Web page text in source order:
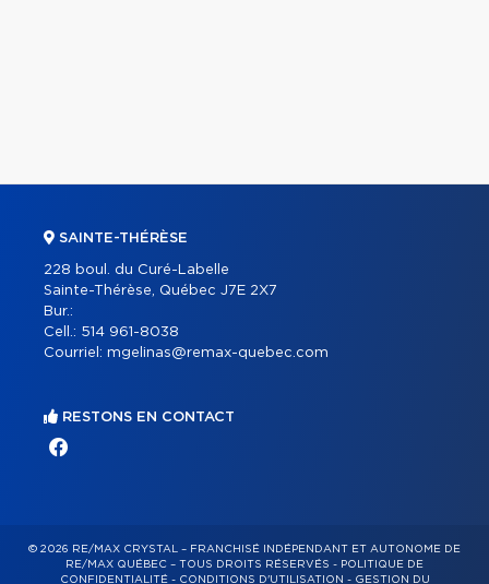
SAINTE-THÉRÈSE
228 boul. du Curé-Labelle
Sainte-Thérèse, Québec J7E 2X7
Bur.:
Cell.: 514 961-8038
Courriel: mgelinas@remax-quebec.com
RESTONS EN CONTACT
© 2026 RE/MAX CRYSTAL – FRANCHISÉ INDÉPENDANT ET AUTONOME DE
RE/MAX QUÉBEC – TOUS DROITS RÉSERVÉS - POLITIQUE DE
CONFIDENTIALITÉ- CONDITIONS D'UTILISATION - GESTION DU